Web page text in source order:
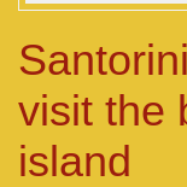
visit the
island